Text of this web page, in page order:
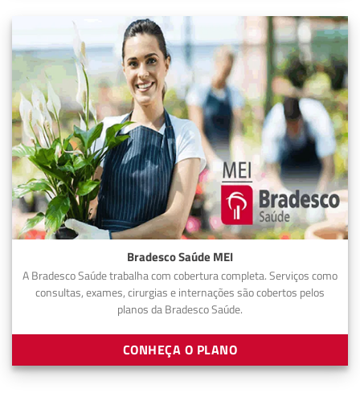
Bradesco Saúde MEI
A Bradesco Saúde trabalha com cobertura completa. Serviços como
consultas, exames, cirurgias e internações são cobertos pelos
planos da Bradesco Saúde.
CONHEÇA O PLANO